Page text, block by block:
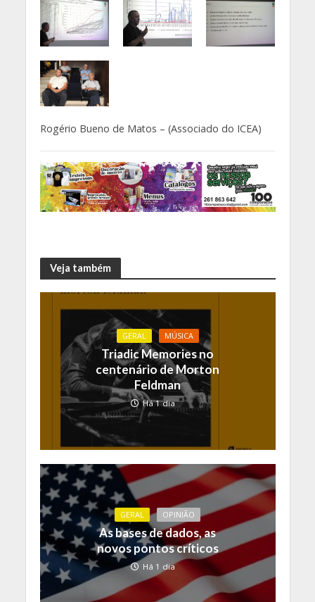
Rogério Bueno de Matos – (Associado do ICEA)
Veja também
GERAL MÚSICA
Triadic Memories no
centenário de Morton
Feldman
Há 1 dia
GERAL OPINIÃO
As bases de dados, as
novos pontos críticos
Há 1 dia